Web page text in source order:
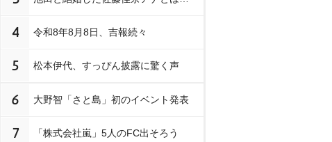
で見る
クスで見る
4 令和8年8月8日、吉報続々
5 松本伊代、すっぴん披露に驚く声
6 大野智「さと島」初のイベント発表
7 「株式会社嵐」5人のFC出そろう